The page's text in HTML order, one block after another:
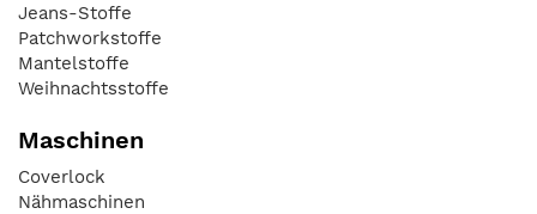
Jeans-Stoffe
Patchworkstoffe
Mantelstoffe
Weihnachtsstoffe
Maschinen
Coverlock
Nähmaschinen